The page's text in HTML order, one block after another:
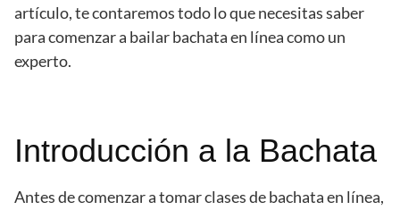
artículo, te contaremos todo lo que necesitas saber
para comenzar a bailar bachata en línea como un
experto.
Introducción a la Bachata
Antes de comenzar a tomar clases de bachata en línea,